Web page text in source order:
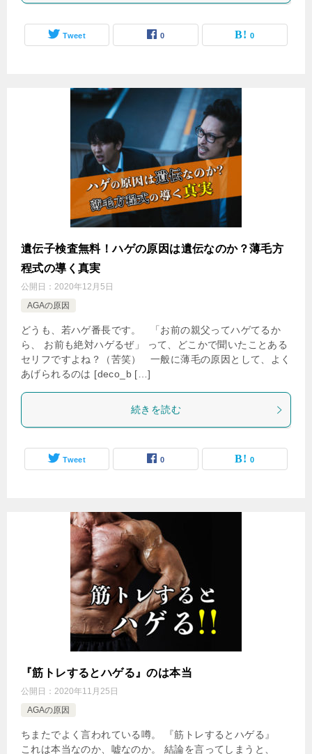
Tweet 0 0
遺伝子検査無料！ハゲの原因は遺伝なのか？薄毛方
程式の導く真実
公開日： 2020年12月5日
AGAの原因
どうも、若ハゲ番長です。 「お前の親父ってハゲてるか
ら、 お前も絶対ハゲるぜ」 って、どこかで聞いたことある
セリフですよね？（苦笑） 一般に薄毛の原因として、よく
あげられるのは [deco_b […]
続きを読む
Tweet 0 0
『筋トレするとハゲる』のは本当
公開日： 2020年11月25日
AGAの原因
ちまたでよく言われている噂。 『筋トレするとハゲる』
これは本当なのか、嘘なのか。 結論を言ってしまうと、